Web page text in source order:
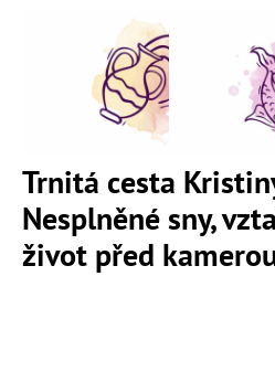
Trnitá cesta
Nesplněné sny,
život před